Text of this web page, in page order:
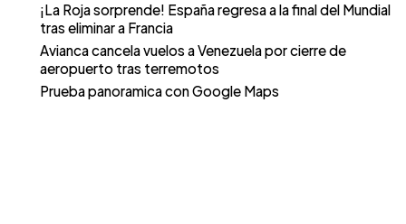
¡La Roja sorprende! España regresa a la final del Mundial
tras eliminar a Francia
Avianca cancela vuelos a Venezuela por cierre de
aeropuerto tras terremotos
Prueba panoramica con Google Maps